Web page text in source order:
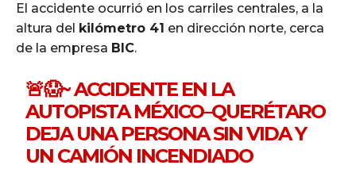
El accidente ocurrió en los carriles centrales, a la
altura del kilómetro 41 en dirección norte, cerca
de la empresa BIC.
🚨😱~ ACCIDENTE EN LA
AUTOPISTA MÉXICO–QUERÉTARO
DEJA UNA PERSONA SIN VIDA Y
UN CAMIÓN INCENDIADO